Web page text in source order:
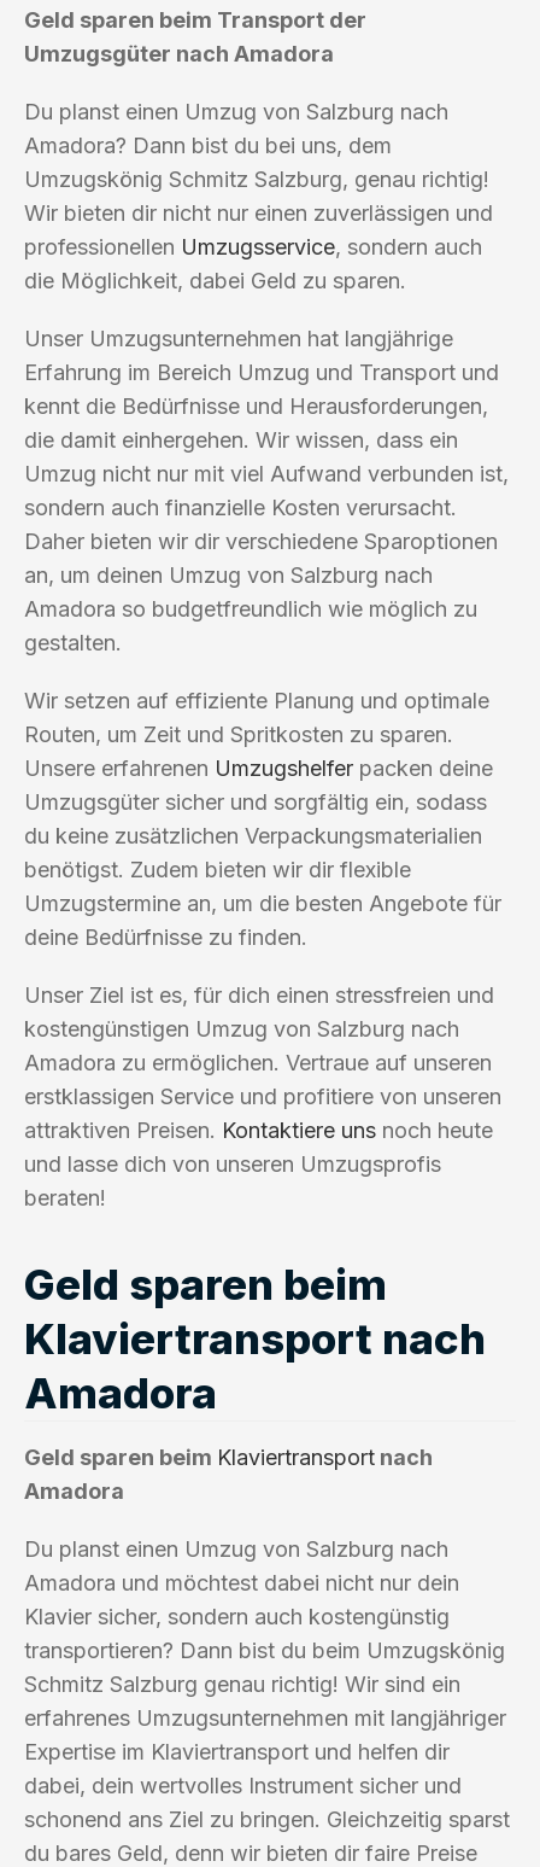
Geld sparen beim Transport der
Umzugsgüter nach Amadora
Du planst einen Umzug von Salzburg nach
Amadora? Dann bist du bei uns, dem
Umzugskönig Schmitz Salzburg, genau richtig!
Wir bieten dir nicht nur einen zuverlässigen und
professionellen Umzugsservice, sondern auch
die Möglichkeit, dabei Geld zu sparen.
Unser Umzugsunternehmen hat langjährige
Erfahrung im Bereich Umzug und Transport und
kennt die Bedürfnisse und Herausforderungen,
die damit einhergehen. Wir wissen, dass ein
Umzug nicht nur mit viel Aufwand verbunden ist,
sondern auch finanzielle Kosten verursacht.
Daher bieten wir dir verschiedene Sparoptionen
an, um deinen Umzug von Salzburg nach
Amadora so budgetfreundlich wie möglich zu
gestalten.
Wir setzen auf effiziente Planung und optimale
Routen, um Zeit und Spritkosten zu sparen.
Unsere erfahrenen Umzugshelfer packen deine
Umzugsgüter sicher und sorgfältig ein, sodass
du keine zusätzlichen Verpackungsmaterialien
benötigst. Zudem bieten wir dir flexible
Umzugstermine an, um die besten Angebote für
deine Bedürfnisse zu finden.
Unser Ziel ist es, für dich einen stressfreien und
kostengünstigen Umzug von Salzburg nach
Amadora zu ermöglichen. Vertraue auf unseren
erstklassigen Service und profitiere von unseren
attraktiven Preisen. Kontaktiere uns noch heute
und lasse dich von unseren Umzugsprofis
beraten!
Geld sparen beim
Klaviertransport nach
Amadora
Geld sparen beim Klaviertransport nach
Amadora
Du planst einen Umzug von Salzburg nach
Amadora und möchtest dabei nicht nur dein
Klavier sicher, sondern auch kostengünstig
transportieren? Dann bist du beim Umzugskönig
Schmitz Salzburg genau richtig! Wir sind ein
erfahrenes Umzugsunternehmen mit langjähriger
Expertise im Klaviertransport und helfen dir
dabei, dein wertvolles Instrument sicher und
schonend ans Ziel zu bringen. Gleichzeitig sparst
du bares Geld, denn wir bieten dir faire Preise